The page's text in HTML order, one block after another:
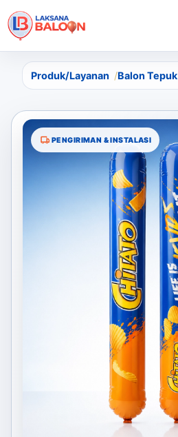
Produk/Layanan Balon Tepuk
PENGIRIMAN & INSTALASI